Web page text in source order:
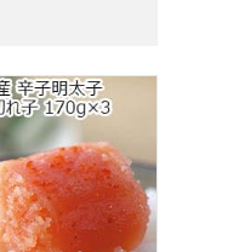
もの・お中元】
産 辛子明太子 博多あご